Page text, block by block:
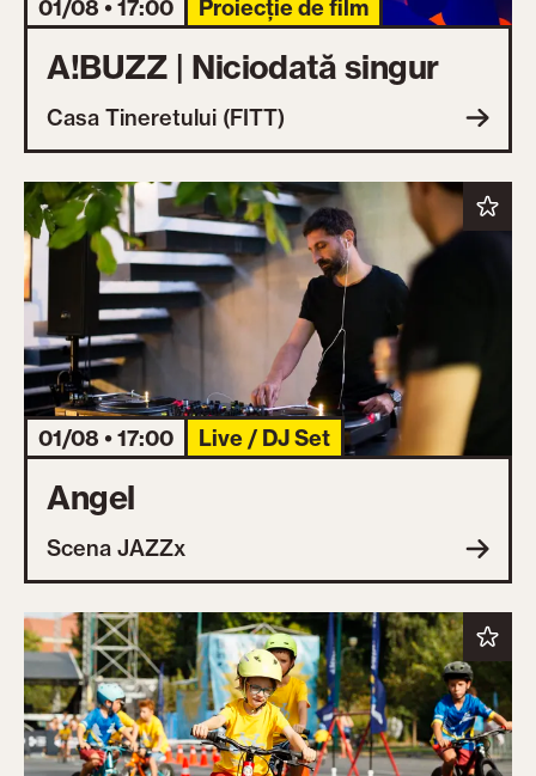
01/08 • 17:00 Proiecție de film
A!BUZZ | Niciodată singur
Casa Tineretului (FITT)
01/08 • 17:00 Live / DJ Set
Angel
Scena JAZZx